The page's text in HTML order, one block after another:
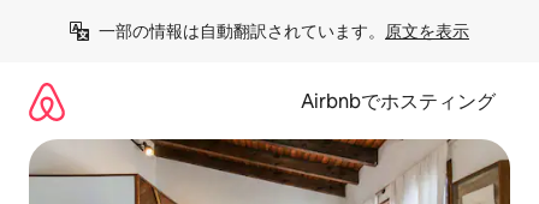
一部の情報は自動翻訳されています。 原文を表示
Airbnbでホスティング